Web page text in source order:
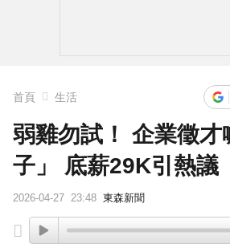
首頁 生活
弱雞勿試！ 企業徵才
子」 底薪29K引熱議
2026-04-27 23:48 東森新聞